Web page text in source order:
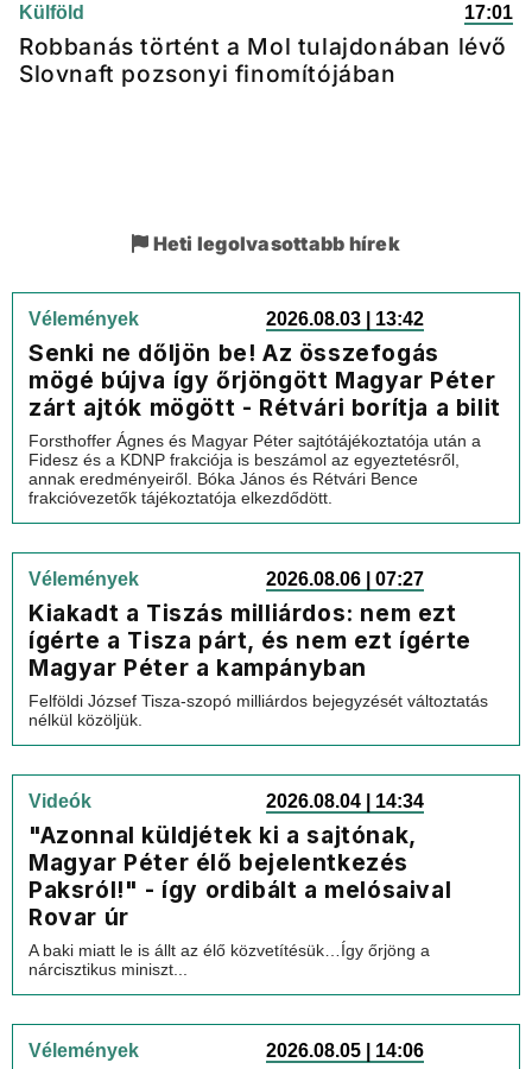
Külföld 17:01
Robbanás történt a Mol tulajdonában lévő
Slovnaft pozsonyi finomítójában
Heti legolvasottabb hírek
Vélemények 2026.08.03 | 13:42
Senki ne dőljön be! Az összefogás
mögé bújva így őrjöngött Magyar Péter
zárt ajtók mögött - Rétvári borítja a bilit
Forsthoffer Ágnes és Magyar Péter sajtótájékoztatója után a
Fidesz és a KDNP frakciója is beszámol az egyeztetésről,
annak eredményeiről. Bóka János és Rétvári Bence
frakcióvezetők tájékoztatója elkezdődött.
Vélemények 2026.08.06 | 07:27
Kiakadt a Tiszás milliárdos: nem ezt
ígérte a Tisza párt, és nem ezt ígérte
Magyar Péter a kampányban
Felföldi József Tisza-szopó milliárdos bejegyzését változtatás
nélkül közöljük.
Videók 2026.08.04 | 14:34
"Azonnal küldjétek ki a sajtónak,
Magyar Péter élő bejelentkezés
Paksról!" - így ordibált a melósaival
Rovar úr
A baki miatt le is állt az élő közvetítésük…Így őrjöng a
nárcisztikus miniszt...
Vélemények 2026.08.05 | 14:06